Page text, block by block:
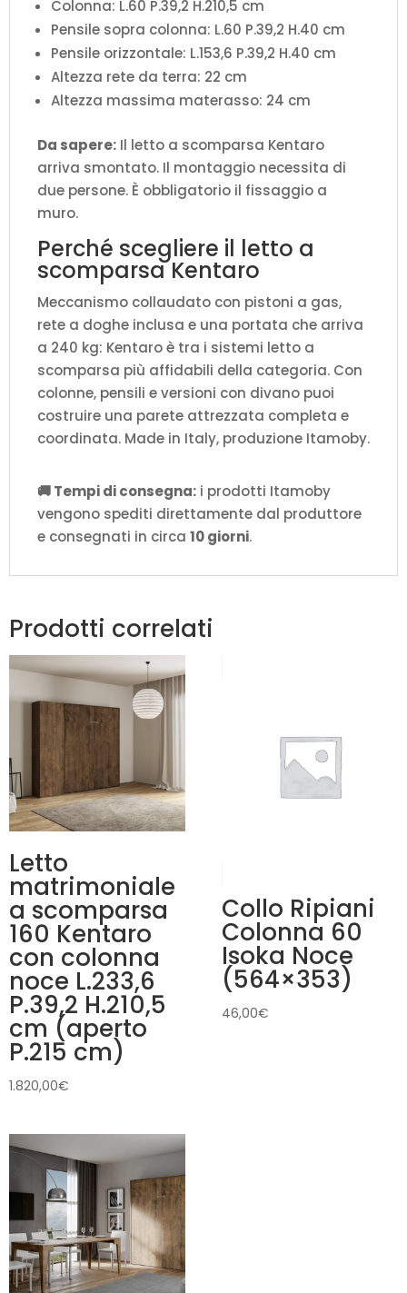
Colonna: L.60 P.39,2 H.210,5 cm
Pensile sopra colonna: L.60 P.39,2 H.40 cm
Pensile orizzontale: L.153,6 P.39,2 H.40 cm
Altezza rete da terra: 22 cm
Altezza massima materasso: 24 cm
Da sapere: Il letto a scomparsa Kentaro
arriva smontato. Il montaggio necessita di
due persone. È obbligatorio il fissaggio a
muro.
Perché scegliere il letto a
scomparsa Kentaro
Meccanismo collaudato con pistoni a gas,
rete a doghe inclusa e una portata che arriva
a 240 kg: Kentaro è tra i sistemi letto a
scomparsa più affidabili della categoria. Con
colonne, pensili e versioni con divano puoi
costruire una parete attrezzata completa e
coordinata. Made in Italy, produzione Itamoby.
🚚 Tempi di consegna: i prodotti Itamoby
vengono spediti direttamente dal produttore
e consegnati in circa 10 giorni.
Prodotti correlati
Letto
matrimoniale
a scomparsa
160 Kentaro
con colonna
noce L.233,6
P.39,2 H.210,5
cm (aperto
P.215 cm)
1.820,00€
Collo Ripiani
Colonna 60
Isoka Noce
(564×353)
46,00€